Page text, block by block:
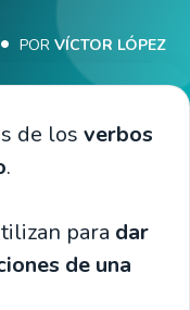
POR VÍCTOR LÓPEZ
de los verbos
.
para dar
de una